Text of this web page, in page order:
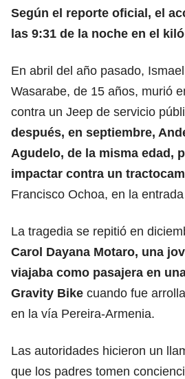
Según el reporte oficial, el
las 9:31 de la noche en el
En abril del año pasado,
Wasarabe, de 15 años, murió
contra un Jeep de servicio
después, en septiembre,
Agudelo, de la misma edad,
impactar contra un
Francisco Ochoa, en la
La tragedia se repitió en
Carol Dayana Motaro, una
viajaba como pasajera en
Gravity Bike cuando fue
en la vía Pereira-Armenia.
Las autoridades hicieron un
que los padres tomen